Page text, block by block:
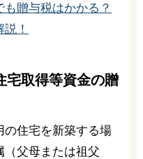
も贈与税はかかる？
！
宅取得等資金の贈
の住宅を新築する場
（父母または祖父